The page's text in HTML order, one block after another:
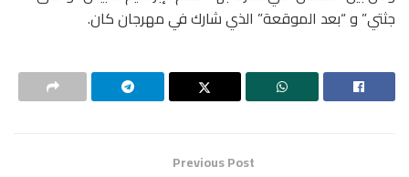
جثتي” و “بعد الموقعة” الذي شارك في مهرجان كان.
Previous Post